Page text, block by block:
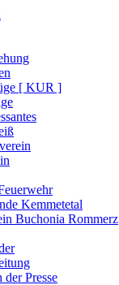
[ KUR ]
Kemmetetal
Buchonia Rommerz
Presse